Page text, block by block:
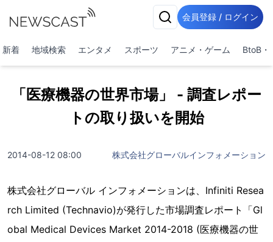
会員登録 / ログイン
新着 地域検索 エンタメ スポーツ アニメ・ゲーム BtoB・
「医療機器の世界市場」 - 調査レポー
トの取り扱いを開始
2014-08-12 08:00 株式会社グローバルインフォメーション
株式会社グローバル インフォメーションは、Infiniti Resea
rch Limited (Technavio)が発行した市場調査レポート「Gl
obal Medical Devices Market 2014-2018 (医療機器の世